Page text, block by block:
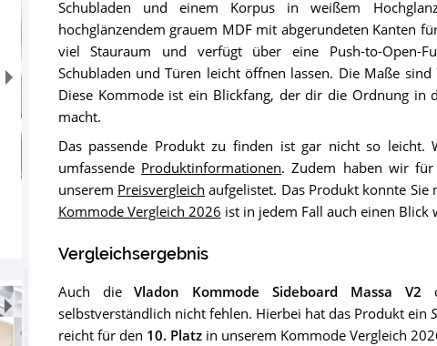
Schubladen und einem Korpus in weißem
hochglänzendem grauem MDF mit abgerundeten Kanten
viel Stauraum und verfügt über eine Push-to-Open-
Schubladen und Türen leicht öffnen lassen. Die Maße
Diese Kommode ist ein Blickfang, der dir die Ordnung in
macht.
Das passende Produkt zu finden ist gar nicht so leicht.
umfassende Produktinformationen. Zudem haben wir
unserem Preisvergleich aufgelistet. Das Produkt konnte Sie
Kommode Vergleich 2026 ist in jedem Fall auch einen Blick
Vergleichsergebnis
Auch dieVladon Kommode Sideboard Massa V2
selbstverständlich nicht fehlen. Hierbei hat das Produkt ein
reicht für den 10. Platzin unserem Kommode Vergleich